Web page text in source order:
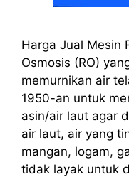
Harga Jual Mesin
Osmosis (RO)
memurnikan air
1950-an untuk
asin/air laut agar
air laut, air yang
mangan, logam,
tidak layak untuk